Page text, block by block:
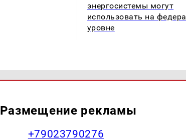
энергосистемы могут
использовать на
уровне
Размещение рекламы
+79023790276